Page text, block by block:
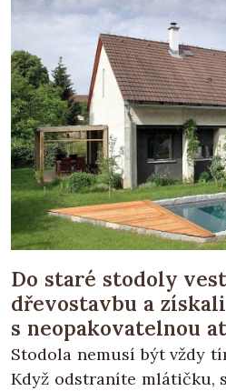
Do staré stodoly
dřevostavbu a
s neopakovatelnou
Stodola nemusí být vždy
Když odstraníte mlátičku,